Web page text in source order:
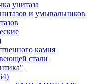
унитаза
и умывальников
камня
стали